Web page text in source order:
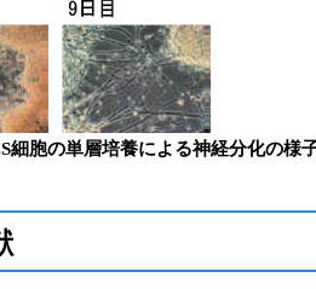
細胞の単層培養による神経分化の様